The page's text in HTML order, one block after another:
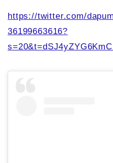
https://twitter.com/
36199663616?